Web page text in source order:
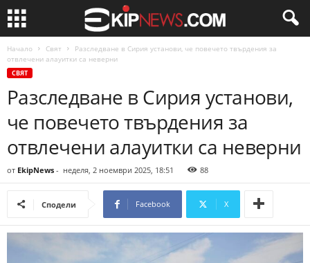
Начало Свят
Разследване в Сирия установи, че повечето твърдения за
отвлечени алауитки са неверни
СВЯТ
Разследване в Сирия установи,
че повечето твърдения за
отвлечени алауитки са неверни
от EkipNews - неделя, 2 ноември 2025, 18:51 88
Сподели Facebook X